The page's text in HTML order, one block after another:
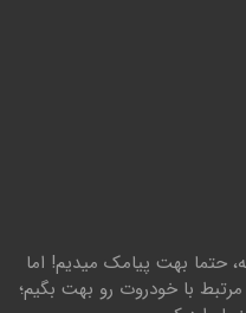
حتما بهت پیامک میدیم! اما
با خودروت رو بهت بگیم؛